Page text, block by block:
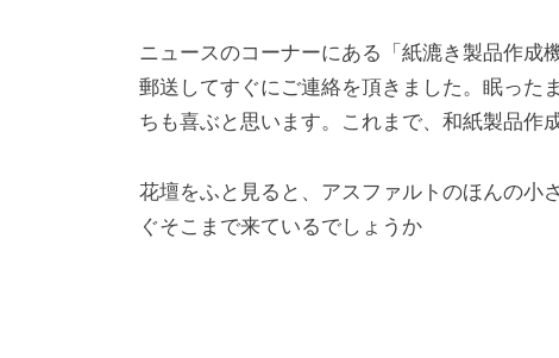
ニュースのコーナーにある「紙漉き製品作成
郵送してすぐにご連絡を頂きました。眠った
ちも喜ぶと思います。これまで、和紙製品作
花壇をふと見ると、アスファルトのほんの小
ぐそこまで来ているでしょうか